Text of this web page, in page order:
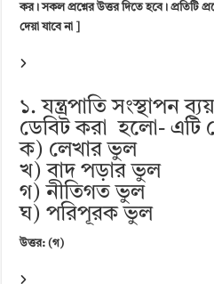
কর। সকল প্রশ্নের উত্তর দিতে হবে। প্রতিটি
দেয়া যাবে না ]
১. যন্ত্রপাতি সংস্থাপন
ডেবিট করা হলো- এটি
ক) লেখার ভুল
খ) বাদ পড়ার ভুল
গ) নীতিগত ভুল
ঘ) পরিপূরক ভুল
উত্তর: (গ)